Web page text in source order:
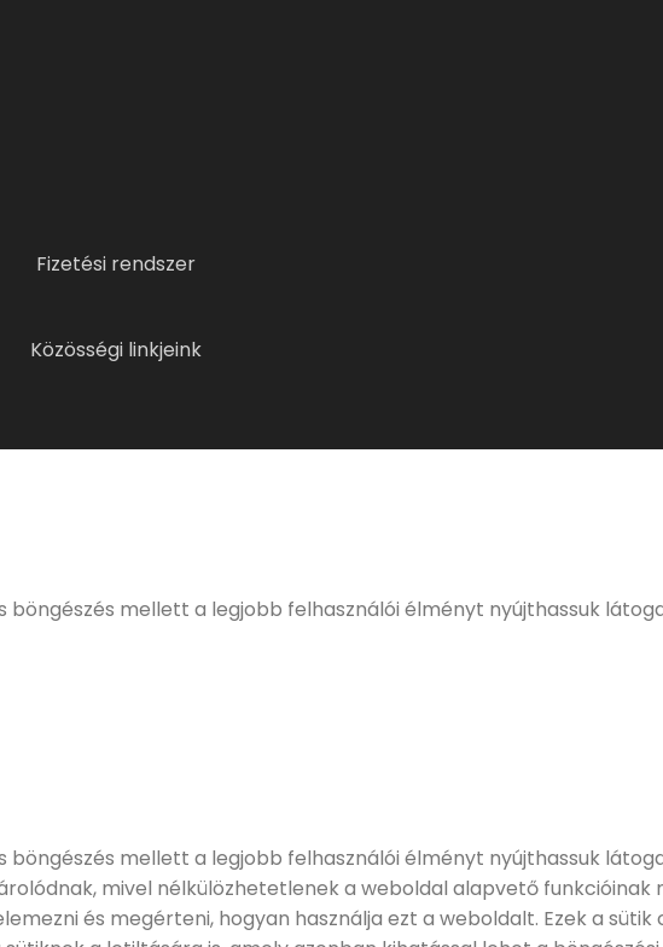
Fizetési rendszer
Közösségi linkjeink
mellett a legjobb felhasználói élményt nyújthassuk
mellett a legjobb felhasználói élményt nyújthassuk
mivel nélkülözhetetlenek a weboldal alapvető funkcióinak
és megérteni, hogyan használja ezt a weboldalt. Ezek a